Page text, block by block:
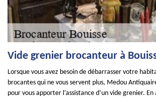
Vide grenier brocanteur à
Lorsque vous avez besoin de débarrasser votre
brocantes qui ne vous servent plus, Medou
pour vous apporter l’assistance d’un vide grenier.